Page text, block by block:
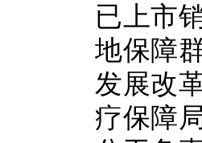
已上市
地保障
发展改
疗保障